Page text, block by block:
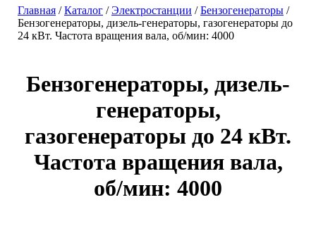
Главная /Каталог /Электростанции /Бензогенераторы /
Бензогенераторы, дизель-генераторы, газогенераторы до
24 кВт. Частота вращения вала, об/мин: 4000
Бензогенераторы, дизель-
генераторы,
газогенераторы до 24 кВт.
Частота вращения вала,
об/мин: 4000